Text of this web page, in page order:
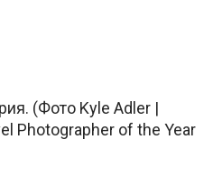
(Фото Kyle Adler |
Photographer of the Year